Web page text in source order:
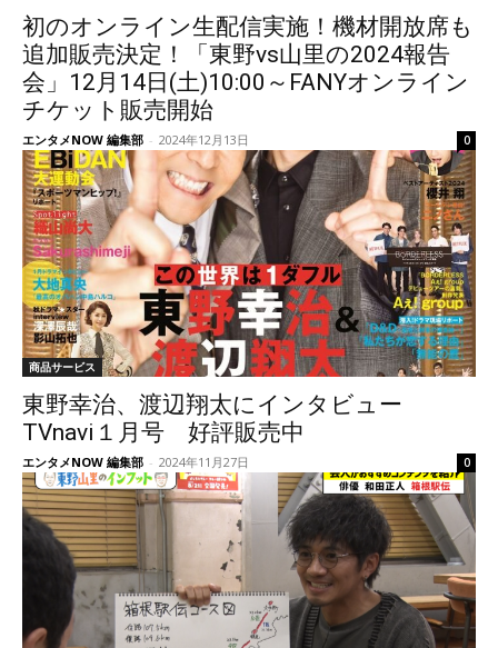
初のオンライン生配信実施！機材開放席も
追加販売決定！「東野vs山里の2024報告
会」12月14日(土)10:00～FANYオンライン
チケット販売開始
エンタメNOW 編集部 - 2024年12月13日 0
商品サービス
東野幸治、渡辺翔太にインタビュー
TVnavi１月号 好評販売中
エンタメNOW 編集部 - 2024年11月27日 0